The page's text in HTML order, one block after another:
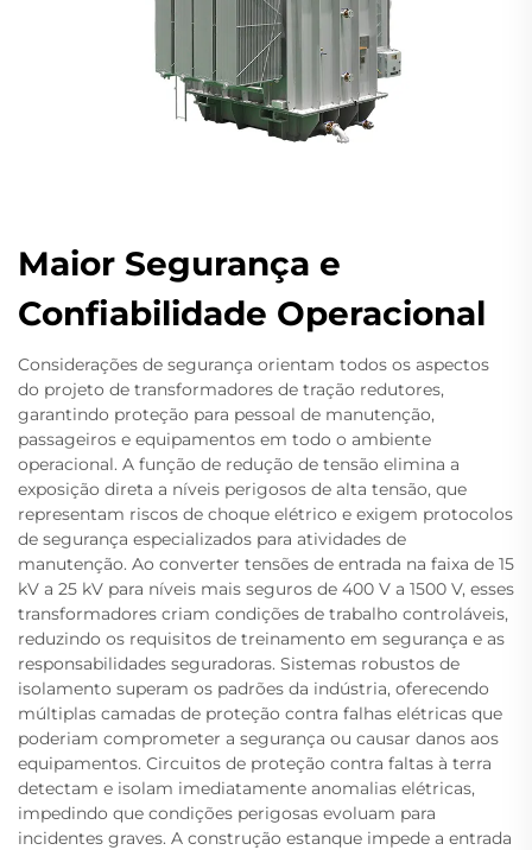
Maior Segurança e
Confiabilidade Operacional
Considerações de segurança orientam todos os aspectos
do projeto de transformadores de tração redutores,
garantindo proteção para pessoal de manutenção,
passageiros e equipamentos em todo o ambiente
operacional. A função de redução de tensão elimina a
exposição direta a níveis perigosos de alta tensão, que
representam riscos de choque elétrico e exigem protocolos
de segurança especializados para atividades de
manutenção. Ao converter tensões de entrada na faixa de 15
kV a 25 kV para níveis mais seguros de 400 V a 1500 V, esses
transformadores criam condições de trabalho controláveis,
reduzindo os requisitos de treinamento em segurança e as
responsabilidades seguradoras. Sistemas robustos de
isolamento superam os padrões da indústria, oferecendo
múltiplas camadas de proteção contra falhas elétricas que
poderiam comprometer a segurança ou causar danos aos
equipamentos. Circuitos de proteção contra faltas à terra
detectam e isolam imediatamente anomalias elétricas,
impedindo que condições perigosas evoluam para
incidentes graves. A construção estanque impede a entrada